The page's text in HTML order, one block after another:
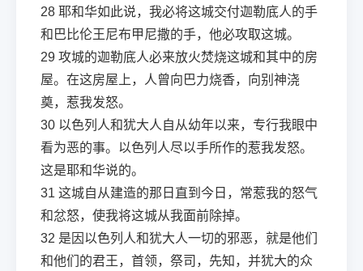
28 耶和华如此说，我必将这城交付迦勒底人的手
和巴比伦王尼布甲尼撒的手，他必攻取这城。
29 攻城的迦勒底人必来放火焚烧这城和其中的房
屋。在这房屋上，人曾向巴力烧香，向别神浇
奠，惹我发怒。
30 以色列人和犹大人自从幼年以来，专行我眼中
看为恶的事。以色列人尽以手所作的惹我发怒。
这是耶和华说的。
31 这城自从建造的那日直到今日，常惹我的怒气
和忿怒，使我将这城从我面前除掉。
32 是因以色列人和犹大人一切的邪恶，就是他们
和他们的君王，首领，祭司，先知，并犹大的众